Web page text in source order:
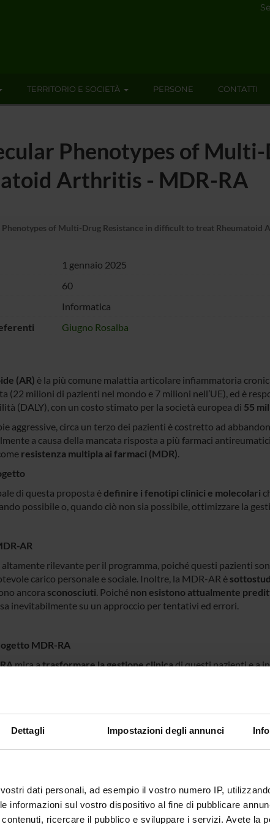
Dettagli Impostazioni degli annunci
dati personali, ad esempio il vostro numero IP,
informazioni sul vostro dispositivo al fine di pubblicare
ricercare il pubblico e sviluppare i servizi. Avete la
TERRITORIO E SOCIETÀ PERSONE CONTATTI
Phenotypes of
Arthritis - MDR-RA
of Multi-Drug Resistance in difficult to treat Rheumatoid
1 gennaio 2025
60
Informatica
Giugno Rosalba
(AR) è la più comune malattia articolare infiammatoria
(22 milioni di pazienti nel mondo e 7 milioni nell’UE), ed è
(DALY), con un costo stimato per la società europea di 55
aggressive, circa un terzo dei pazienti è costretto ad
a causa della mancata risposta a più farmaci
resistenza multipla ai farmaci (MDR).
di questa proposta è definire i fenotipi clinici e molecolari
possibile o, quando ciò non sia possibile, ottimizzare la
AR
altamente rilevante per il programma, poiché questi pazienti
carico personale e sociale. Inoltre, la MDR-AR è
ancora sconosciuti. Poiché non esistono attualmente
inevitabilmente su un approccio per tentativi ed errori.
MDR-RA
mira atrasformare la gestione clinicadi questi pazienti e a
integrare la patologia
provenienti da coorti cliniche esistenti, al fine
di
sarà testato in uno studio clinico
Inoltre, verrà valutato il potenziale di implementazione
faciliterà l’avanzamento
futura da parte di pazienti, società scientifiche, decisori